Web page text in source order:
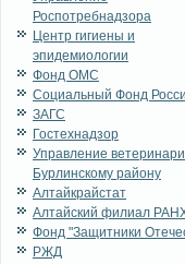
Роспотребнадзора
Центр гигиены и
эпидемиологии
Фонд ОМС
Социальный Фонд
ЗАГС
Гостехнадзор
Управление
Бурлинскому району
Алтайкрайстат
Алтайский филиал
Фонд "Защитники
РЖД